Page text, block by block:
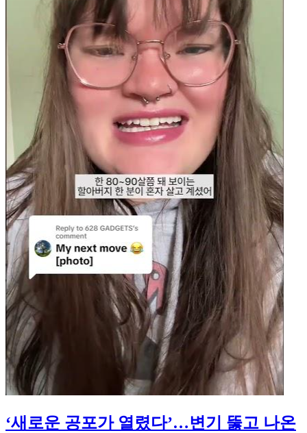
‘새로운 공포가 열렸다’…변기 뚫고 나온